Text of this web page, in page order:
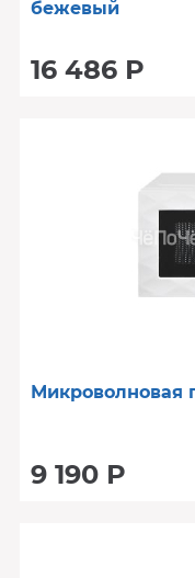
бежевый
16 486 Р
Микроволновая
9 190 Р